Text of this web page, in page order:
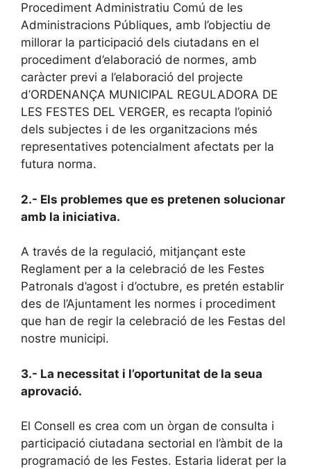
Procediment Administratiu Comú de les
Administracions Públiques, amb l’objectiu de
millorar la participació dels ciutadans en el
procediment d’elaboració de normes, amb
caràcter previ a l’elaboració del projecte
d’ORDENANÇA MUNICIPAL REGULADORA DE
LES FESTES DEL VERGER, es recapta l’opinió
dels subjectes i de les organitzacions més
representatives potencialment afectats per la
futura norma.
2.- Els problemes que es pretenen solucionar
amb la iniciativa.
A través de la regulació, mitjançant este
Reglament per a la celebració de les Festes
Patronals d’agost i d’octubre, es pretén establir
des de l’Ajuntament les normes i procediment
que han de regir la celebració de les Festas del
nostre municipi.
3.- La necessitat i l’oportunitat de la seua
aprovació.
El Consell es crea com un òrgan de consulta i
participació ciutadana sectorial en l’àmbit de la
programació de les Festes. Estaria liderat per la